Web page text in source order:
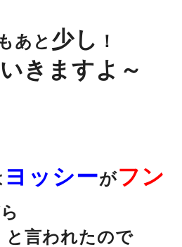
もあと 少し ！
きますよ～
ヨッシーがフン
と言われたので